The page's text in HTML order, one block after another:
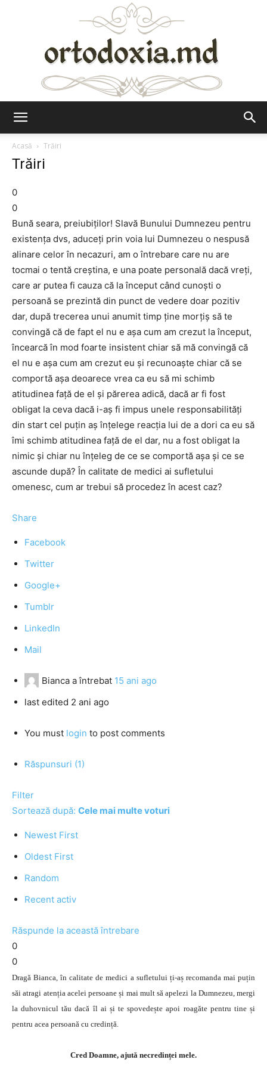
Acasă
Trăiri
Trăiri
0
0
Bună seara, preiubiţilor! Slavă Bunului Dumnezeu pentru
existenţa dvs, aduceţi prin voia lui Dumnezeu o nespusă
alinare celor în necazuri, am o întrebare care nu are
tocmai o tentă creştina, e una poate personală dacă vreţi,
care ar putea fi cauza că la început când cunoşti o
persoană se prezintă din punct de vedere doar pozitiv
dar, după trecerea unui anumit timp ţine morţiş să te
convingă că de fapt el nu e aşa cum am crezut la început,
încearcă în mod foarte insistent chiar să mă convingă că
el nu e aşa cum am crezut eu şi recunoaşte chiar că se
comportă aşa deoarece vrea ca eu să mi schimb
atitudinea faţă de el şi părerea adică, dacă ar fi fost
obligat la ceva dacă i-aş fi impus unele responsabilităţi
din start cel puţin aş înţelege reacţia lui de a dori ca eu să
îmi schimb atitudinea faţă de el dar, nu a fost obligat la
nimic şi chiar nu înţeleg de ce se comportă aşa şi ce se
ascunde după? În calitate de medici ai sufletului
omenesc, cum ar trebui să procedez în acest caz?
Share
Facebook
Twitter
Google+
Tumblr
LinkedIn
Mail
Bianca a întrebat 15 ani ago
last edited 2 ani ago
You must login to post comments
Răspunsuri (1)
Filter
Sortează după: Cele mai multe voturi
Newest First
Oldest First
Random
Recent activ
Răspunde la această întrebare
0
0
Dragă Bianca, în calitate de medici a sufletului ți-aș recomanda mai puțin
săi atragi atenția acelei persoane și mai mult să apelezi la Dumnezeu, mergi
la duhovnicul tău dacă îl ai și te spovedește apoi roagăte pentru tine și
pentru acea persoană cu credință.
Cred Doamne, ajută necredinței mele.